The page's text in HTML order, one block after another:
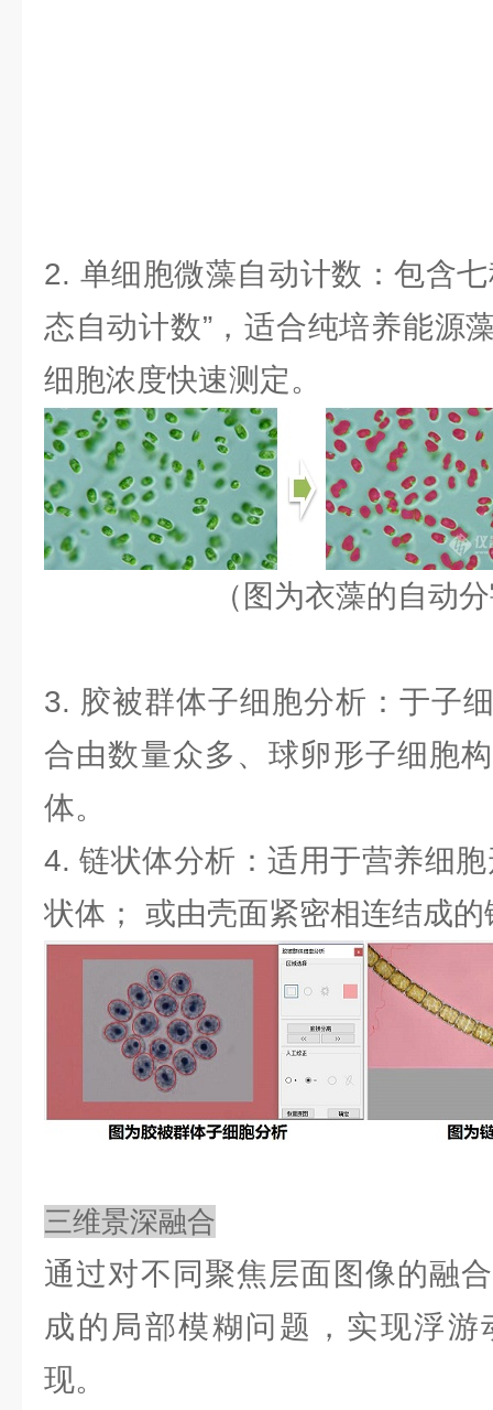
2. 单细胞微藻自动计数：包含
态自动计数”，适合纯培养能源
细胞浓度快速测定。
（图为衣藻的自动
3. 胶被群体子细胞分析：于子
合由数量众多、球卵形子细胞
体。
4. 链状体分析：适用于营养细
状体； 或由壳面紧密相连结成的
三维景深融合
通过对不同聚焦层面图像的融
成的局部模糊问题，实现浮
现。